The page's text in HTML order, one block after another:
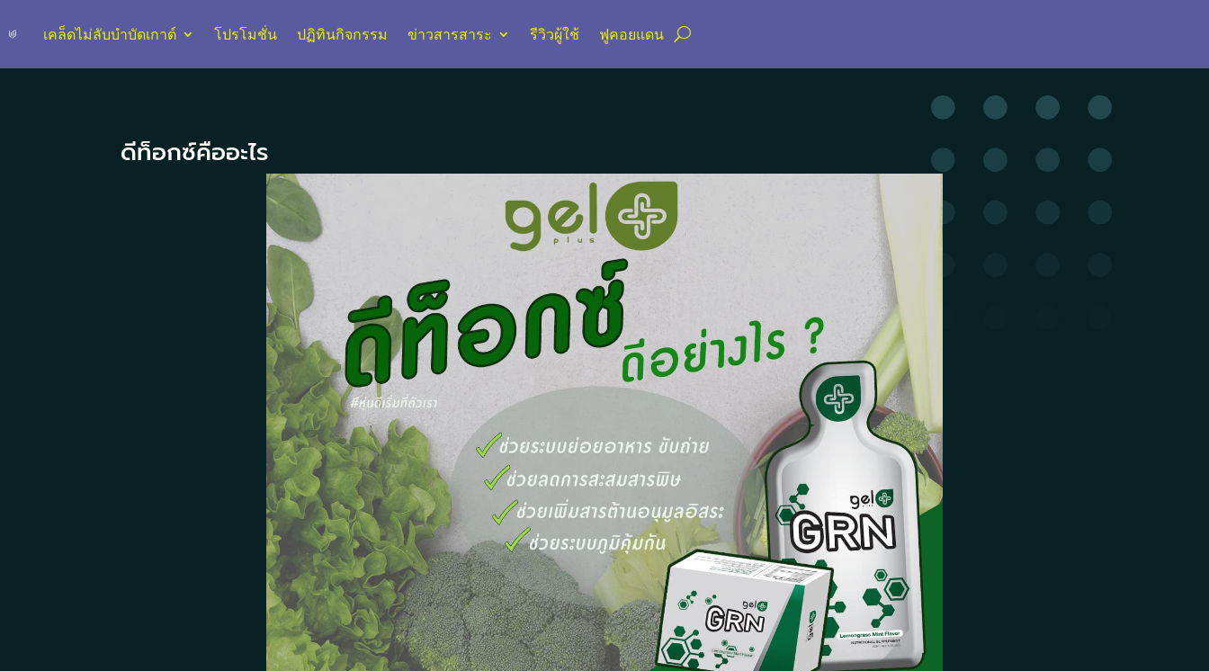
เคล็ดไม่ลับบำบัดเกาต์ โปรโมชั่น ปฏิทินกิจกรรม ข่าวสารสาระ รีวิวผู้ใช้ ฟูคอยแดน
ดีท็อกซ์คืออะไร